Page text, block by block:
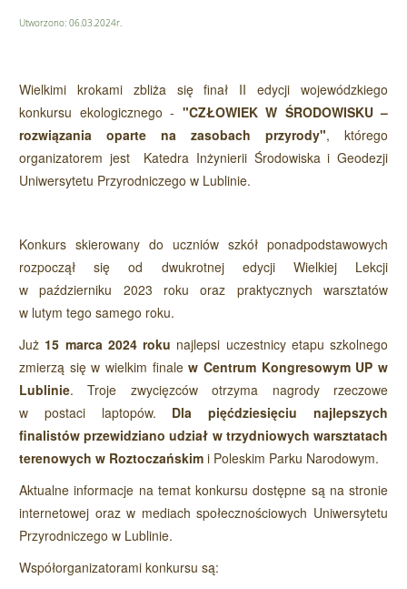
Utworzono: 06.03.2024r.
Wielkimi krokami zbliża się finał II edycji wojewódzkiego
konkursu ekologicznego - "CZŁOWIEK W ŚRODOWISKU –
rozwiązania oparte na zasobach przyrody", którego
organizatorem jest Katedra Inżynierii Środowiska i Geodezji
Uniwersytetu Przyrodniczego w Lublinie.
Konkurs skierowany do uczniów szkół ponadpodstawowych
rozpoczął się od dwukrotnej edycji Wielkiej Lekcji
w październiku 2023 roku oraz praktycznych warsztatów
w lutym tego samego roku.
Już 15 marca 2024 roku najlepsi uczestnicy etapu szkolnego
zmierzą się w wielkim finalew Centrum Kongresowym UP w
Lublinie. Troje zwycięzców otrzyma nagrody rzeczowe
w postaci laptopów. Dla pięćdziesięciu najlepszych
finalistów przewidziano udział w trzydniowych warsztatach
terenowych w Roztoczańskim i Poleskim Parku Narodowym.
Aktualne informacje na temat konkursu dostępne są na stronie
internetowej oraz w mediach społecznościowych Uniwersytetu
Przyrodniczego w Lublinie.
Współorganizatorami konkursu są: